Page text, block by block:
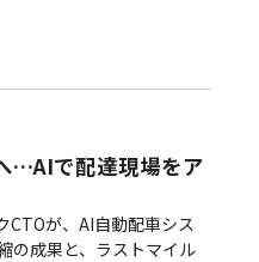
…AIで配達現場をア
CTOが、AI自動配車シス
の成果と、ラストマイル